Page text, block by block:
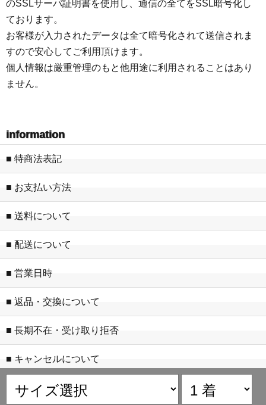
のSSLサーバ証明書を使用し、通信の全てをSSL暗号化し
ております。
お客様が入力されたデータは全て暗号化されて送信されま
すので安心してご利用頂けます。
個人情報は厳重管理のもと他用途に利用されることはあり
ません。
information
■ 特商法表記
■ お支払い方法
■ 送料について
■ 配送について
■ 営業日時
■ 返品・交換について
■ 長期不在・受け取り拒否
■ キャンセルについて